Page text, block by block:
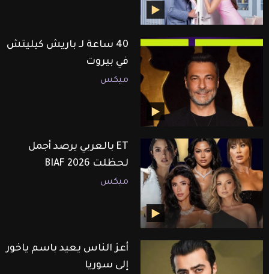
40 ساعة لـ باريش كيليتش
في بيروت
ميكس
ET بالعربي يرصد أجمل
لحظلت BIAF 2026
ميكس
أعز الناس يعيد باسم ياخور
إلى سوريا